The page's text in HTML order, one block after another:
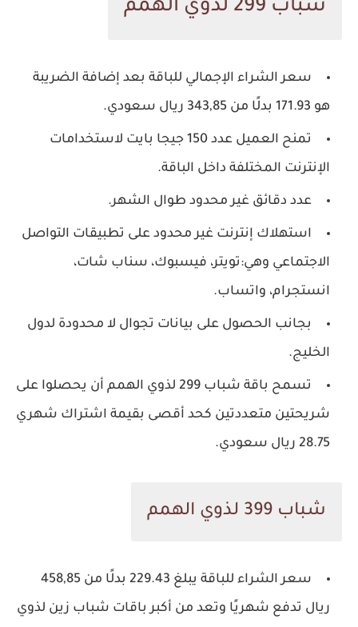
شباب 299 لذوي الهمم
سعر الشراء الإجمالي للباقة بعد إضافة الضريبة
هو 171.93 بدلًا من 343,85 ريال سعودي.
تمنح العميل عدد 150 جيجا بايت لاستخدامات
الإنترنت المختلفة داخل الباقة.
عدد دقائق غير محدود طوال الشهر.
استهلاك إنترنت غير محدود على تطبيقات التواصل
الاجتماعي وهي:تويتر، فيسبوك، سناب شات،
انستجرام، واتساب.
بجانب الحصول على بيانات تجوال لا محدودة لدول
الخليج.
تسمح باقة شباب 299 لذوي الهمم أن يحصلوا على
شريحتين متعددتين كحد أقصى بقيمة اشتراك شهري
28.75 ريال سعودي.
شباب 399 لذوي الهمم
سعر الشراء للباقة يبلغ 229.43 بدلًا من 458,85
ريال تدفع شهريًا وتعد من أكبر باقات شباب زين لذوي